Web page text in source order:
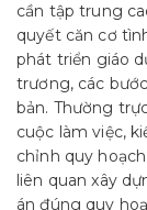
cần tập trung
quyết căn cơ
phát triển giáo
trương, các
bản. Thường
cuộc làm việc,
chỉnh quy
liên quan xây
án đúng quy